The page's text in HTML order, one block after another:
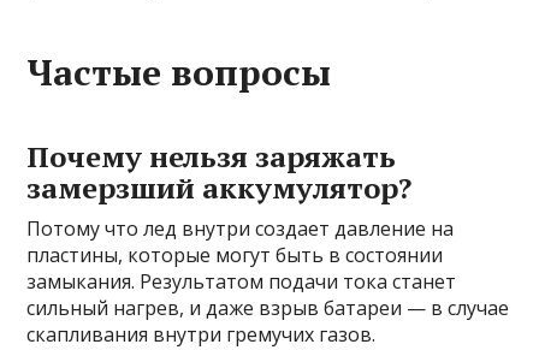
Частые вопросы
Почему нельзя заряжать
замерзший аккумулятор?
Потому что лед внутри создает давление на
пластины, которые могут быть в состоянии
замыкания. Результатом подачи тока станет
сильный нагрев, и даже взрыв батареи — в случае
скапливания внутри гремучих газов.